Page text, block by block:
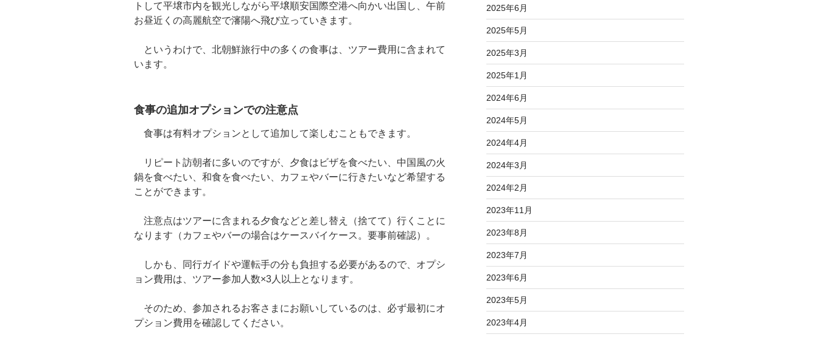
トして平壌市内を観光しながら平壌順安国際空港へ向かい出国し、午前
お昼近くの高麗航空で瀋陽へ飛び立っていきます。
というわけで、北朝鮮旅行中の多くの食事は、ツアー費用に含まれて
います。
食事の追加オプションでの注意点
食事は有料オプションとして追加して楽しむこともできます。
リピート訪朝者に多いのですが、夕食はビザを食べたい、中国風の火
鍋を食べたい、和食を食べたい、カフェやバーに行きたいなど希望する
ことができます。
注意点はツアーに含まれる夕食などと差し替え（捨てて）行くことに
なります（カフェやバーの場合はケースバイケース。要事前確認）。
しかも、同行ガイドや運転手の分も負担する必要があるので、オプシ
ョン費用は、ツアー参加人数×3人以上となります。
そのため、参加されるお客さまにお願いしているのは、必ず最初にオ
プション費用を確認してください。
2025年6月
2025年5月
2025年3月
2025年1月
2024年6月
2024年5月
2024年4月
2024年3月
2024年2月
2023年11月
2023年8月
2023年7月
2023年6月
2023年5月
2023年4月